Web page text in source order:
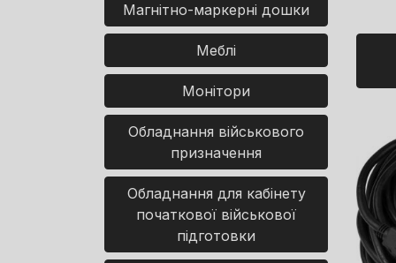
Магнітно-маркерні дошки
Меблі
Монітори
Обладнання військового
призначення
Обладнання для кабінету
початкової військової
підготовки